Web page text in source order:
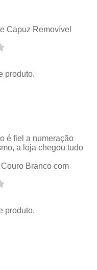
Capuz Removível
produto.
é fiel a numeração
a loja chegou tudo
Branco com
produto.